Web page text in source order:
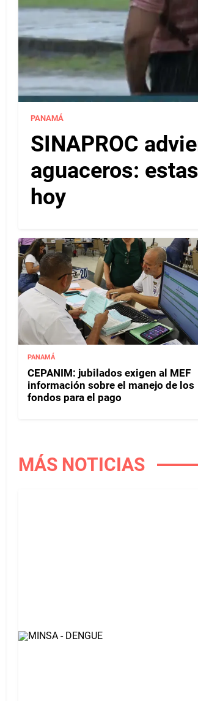
PANAMÁ
SINAPROC
aguaceros:
hoy
PANAMÁ
CEPANIM: jubilados exigen al MEF
información sobre el manejo de los
fondos para el pago
MÁS NOTICIAS